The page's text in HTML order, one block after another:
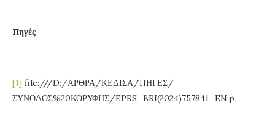
Πηγές
[1] file:///D:/ΑΡΘΡΑ/ΚΕΔΙΣΑ/ΠΗΓΕΣ/
ΣΥΝΟΔΟΣ%20ΚΟΡΥΦΗΣ/EPRS_BRI(2024)757841_EN.p